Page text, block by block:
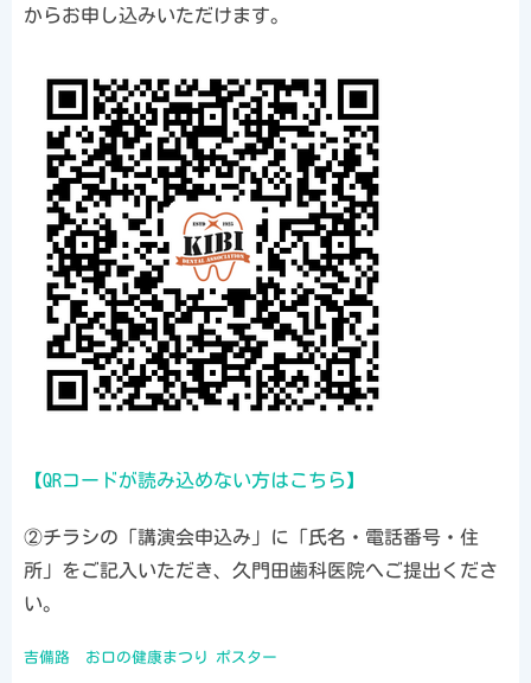
からお申し込みいただけます。
【QRコードが読み込めない方はこちら】
②チラシの「講演会申込み」に「氏名・電話番号・住
所」をご記入いただき、久門田歯科医院へご提出くださ
い。
吉備路 お口の健康まつり ポスター